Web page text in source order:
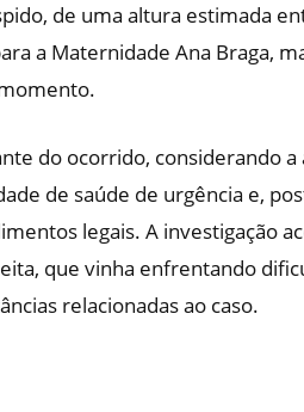
de uma altura estimada
a Maternidade Ana Braga,
do ocorrido, considerando
de saúde de urgência e,
legais. A investigação
que vinha enfrentando
relacionadas ao caso.